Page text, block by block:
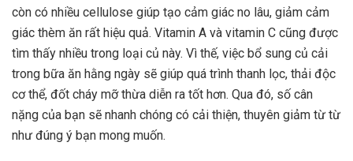
còn có nhiều cellulose giúp tạo cảm giác no lâu, giảm cảm
giác thèm ăn rất hiệu quả. Vitamin A và vitamin C cũng được
tìm thấy nhiều trong loại củ này. Vì thế, việc bổ sung củ cải
trong bữa ăn hằng ngày sẽ giúp quá trình thanh lọc, thải độc
cơ thể, đốt cháy mỡ thừa diễn ra tốt hơn. Qua đó, số cân
nặng của bạn sẽ nhanh chóng có cải thiện, thuyên giảm từ từ
như đúng ý bạn mong muốn.